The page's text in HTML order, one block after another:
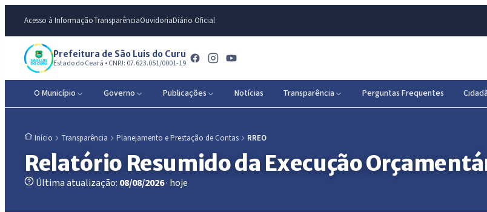
Acesso à InformaçãoTransparênciaOuvidoriaDiário Oficial
Prefeitura de São Luis do Curu
Estado do Ceará • CNPJ: 07.623.051/0001-19
O Município Governo Publicações Notícias Transparência Perguntas Frequentes
Início Transparência Planejamento e Prestação de Contas RREO
Relatório Resumido da Execução
Última atualização: 08/08/2026· hoje